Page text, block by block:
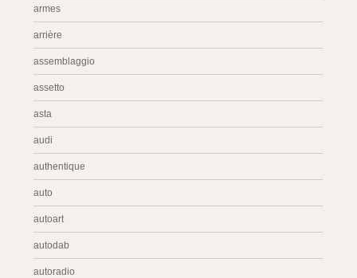
armes
arrière
assemblaggio
assetto
asta
audi
authentique
auto
autoart
autodab
autoradio